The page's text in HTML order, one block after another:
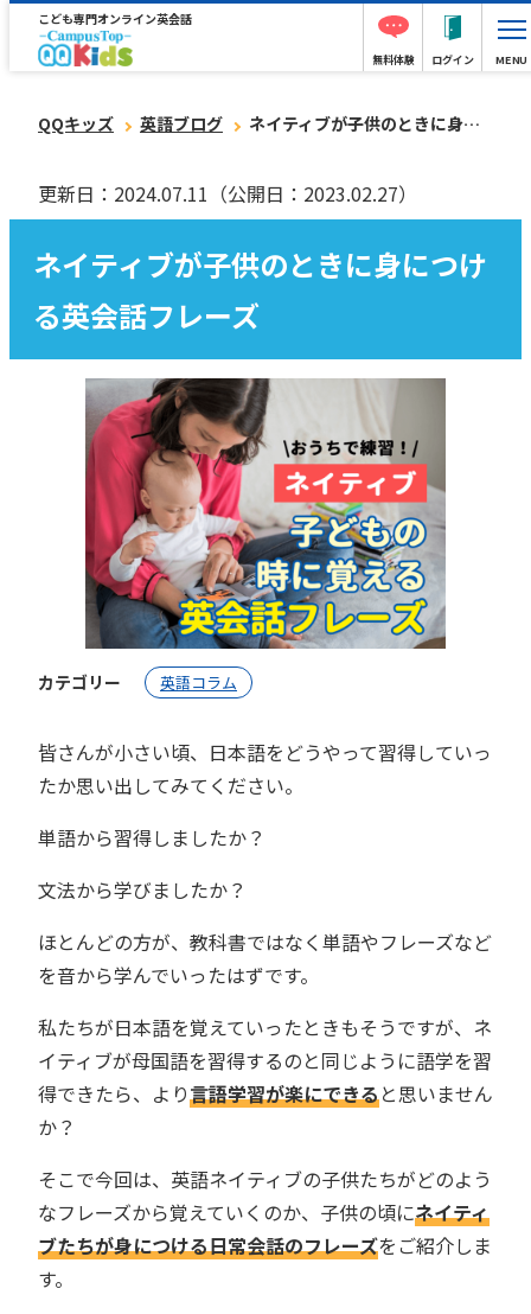
こども専門オンライン英会話
無料体験 ログイン MENU
QQキッズ 英語ブログ ネイティブが子供のときに身につける英会話フレーズ
更新日：2024.07.11 （公開日：2023.02.27）
ネイティブが子供のときに身につけ
る英会話フレーズ
カテゴリー 英語コラム
皆さんが小さい頃、日本語をどうやって習得していっ
たか思い出してみてください。
単語から習得しましたか？
文法から学びましたか？
ほとんどの方が、教科書ではなく単語やフレーズなど
を音から学んでいったはずです。
私たちが日本語を覚えていったときもそうですが、ネ
イティブが母国語を習得するのと同じように語学を習
得できたら、より言語学習が楽にできると思いません
か？
そこで今回は、英語ネイティブの子供たちがどのよう
なフレーズから覚えていくのか、子供の頃にネイティ
ブたちが身につける日常会話のフレーズをご紹介しま
す。